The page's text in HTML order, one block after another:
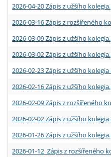
2026-04-20 Zápis z užšího
2026-03-16 Zápis z rozšířeného
2026-03-09 Zápis z užšího
2026-03-02 Zápis z užšího
2026-02-23 Zápis z užšího
2026-02-16 Zápis z užšího
2026-02-09 Zápis z rozšířeného
2026-02-02 Zápis z užšího
2026-01-26 Zápis z užšího
2026-01-12 Zápis z rozšířeného